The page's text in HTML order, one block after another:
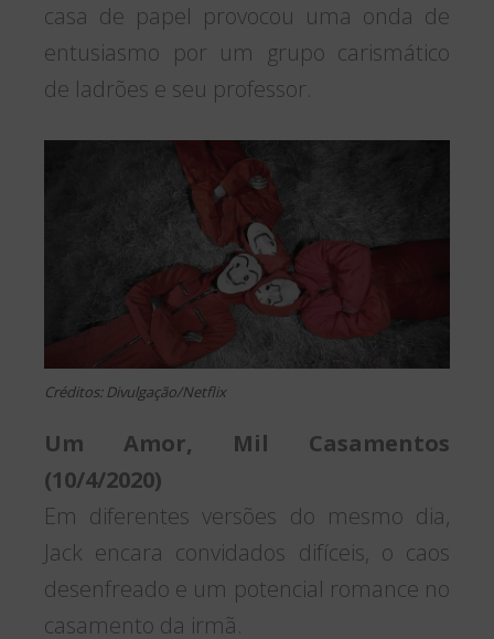
casa de papel provocou uma onda de
entusiasmo por um grupo carismático
de ladrões e seu professor.
Créditos: Divulgação/Netflix
Um Amor, Mil Casamentos
(10/4/2020)
Em diferentes versões do mesmo dia,
Jack encara convidados difíceis, o caos
desenfreado e um potencial romance no
casamento da irmã.